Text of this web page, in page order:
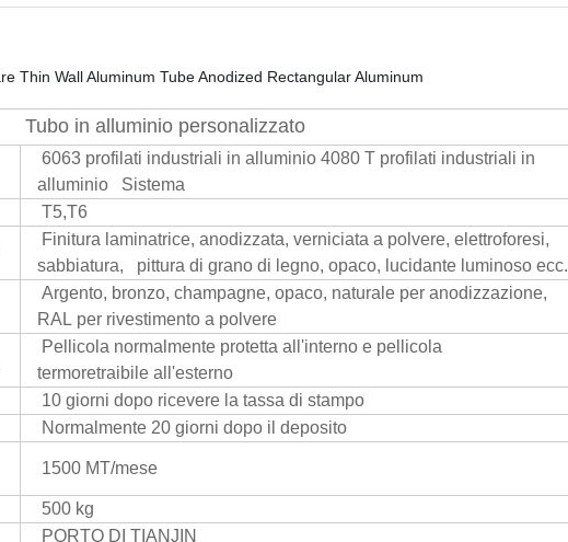
Tubo in alluminio personalizzato
6063 profilati industriali in alluminio 4080 T profilati industriali in
alluminio Sistema
T5,T6
Finitura laminatrice, anodizzata, verniciata a polvere, elettroforesi,
sabbiatura, pittura di grano di legno, opaco, lucidante luminoso ecc.
Argento, bronzo, champagne, opaco, naturale per anodizzazione,
RAL per rivestimento a polvere
Pellicola normalmente protetta all'interno e pellicola
termoretraibile all'esterno
10 giorni dopo ricevere la tassa di stampo
Normalmente 20 giorni dopo il deposito
1500 MT/mese
500 kg
PORTO DI TIANJIN